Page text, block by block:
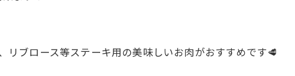
ブロース等ステーキ用の美味しいお肉がおすすめです🥩